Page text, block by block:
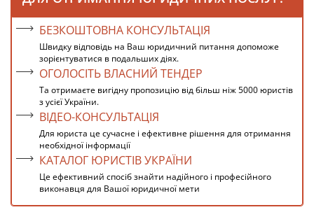
БЕЗКОШТОВНА КОНСУЛЬТАЦІЯ
Швидку відповідь на Ваш юридичний питання допоможе
зорієнтуватися в подальших діях.
ОГОЛОСІТЬ ВЛАСНИЙ ТЕНДЕР
Та отримаєте вигідну пропозицію від більш ніж 5000 юристів
з усієї України.
ВІДЕО-КОНСУЛЬТАЦІЯ
Для юриста це сучасне і ефективне рішення для отримання
необхідної інформації
КАТАЛОГ ЮРИСТІВ УКРАЇНИ
Це ефективний спосіб знайти надійного і професійного
виконавця для Вашої юридичної мети